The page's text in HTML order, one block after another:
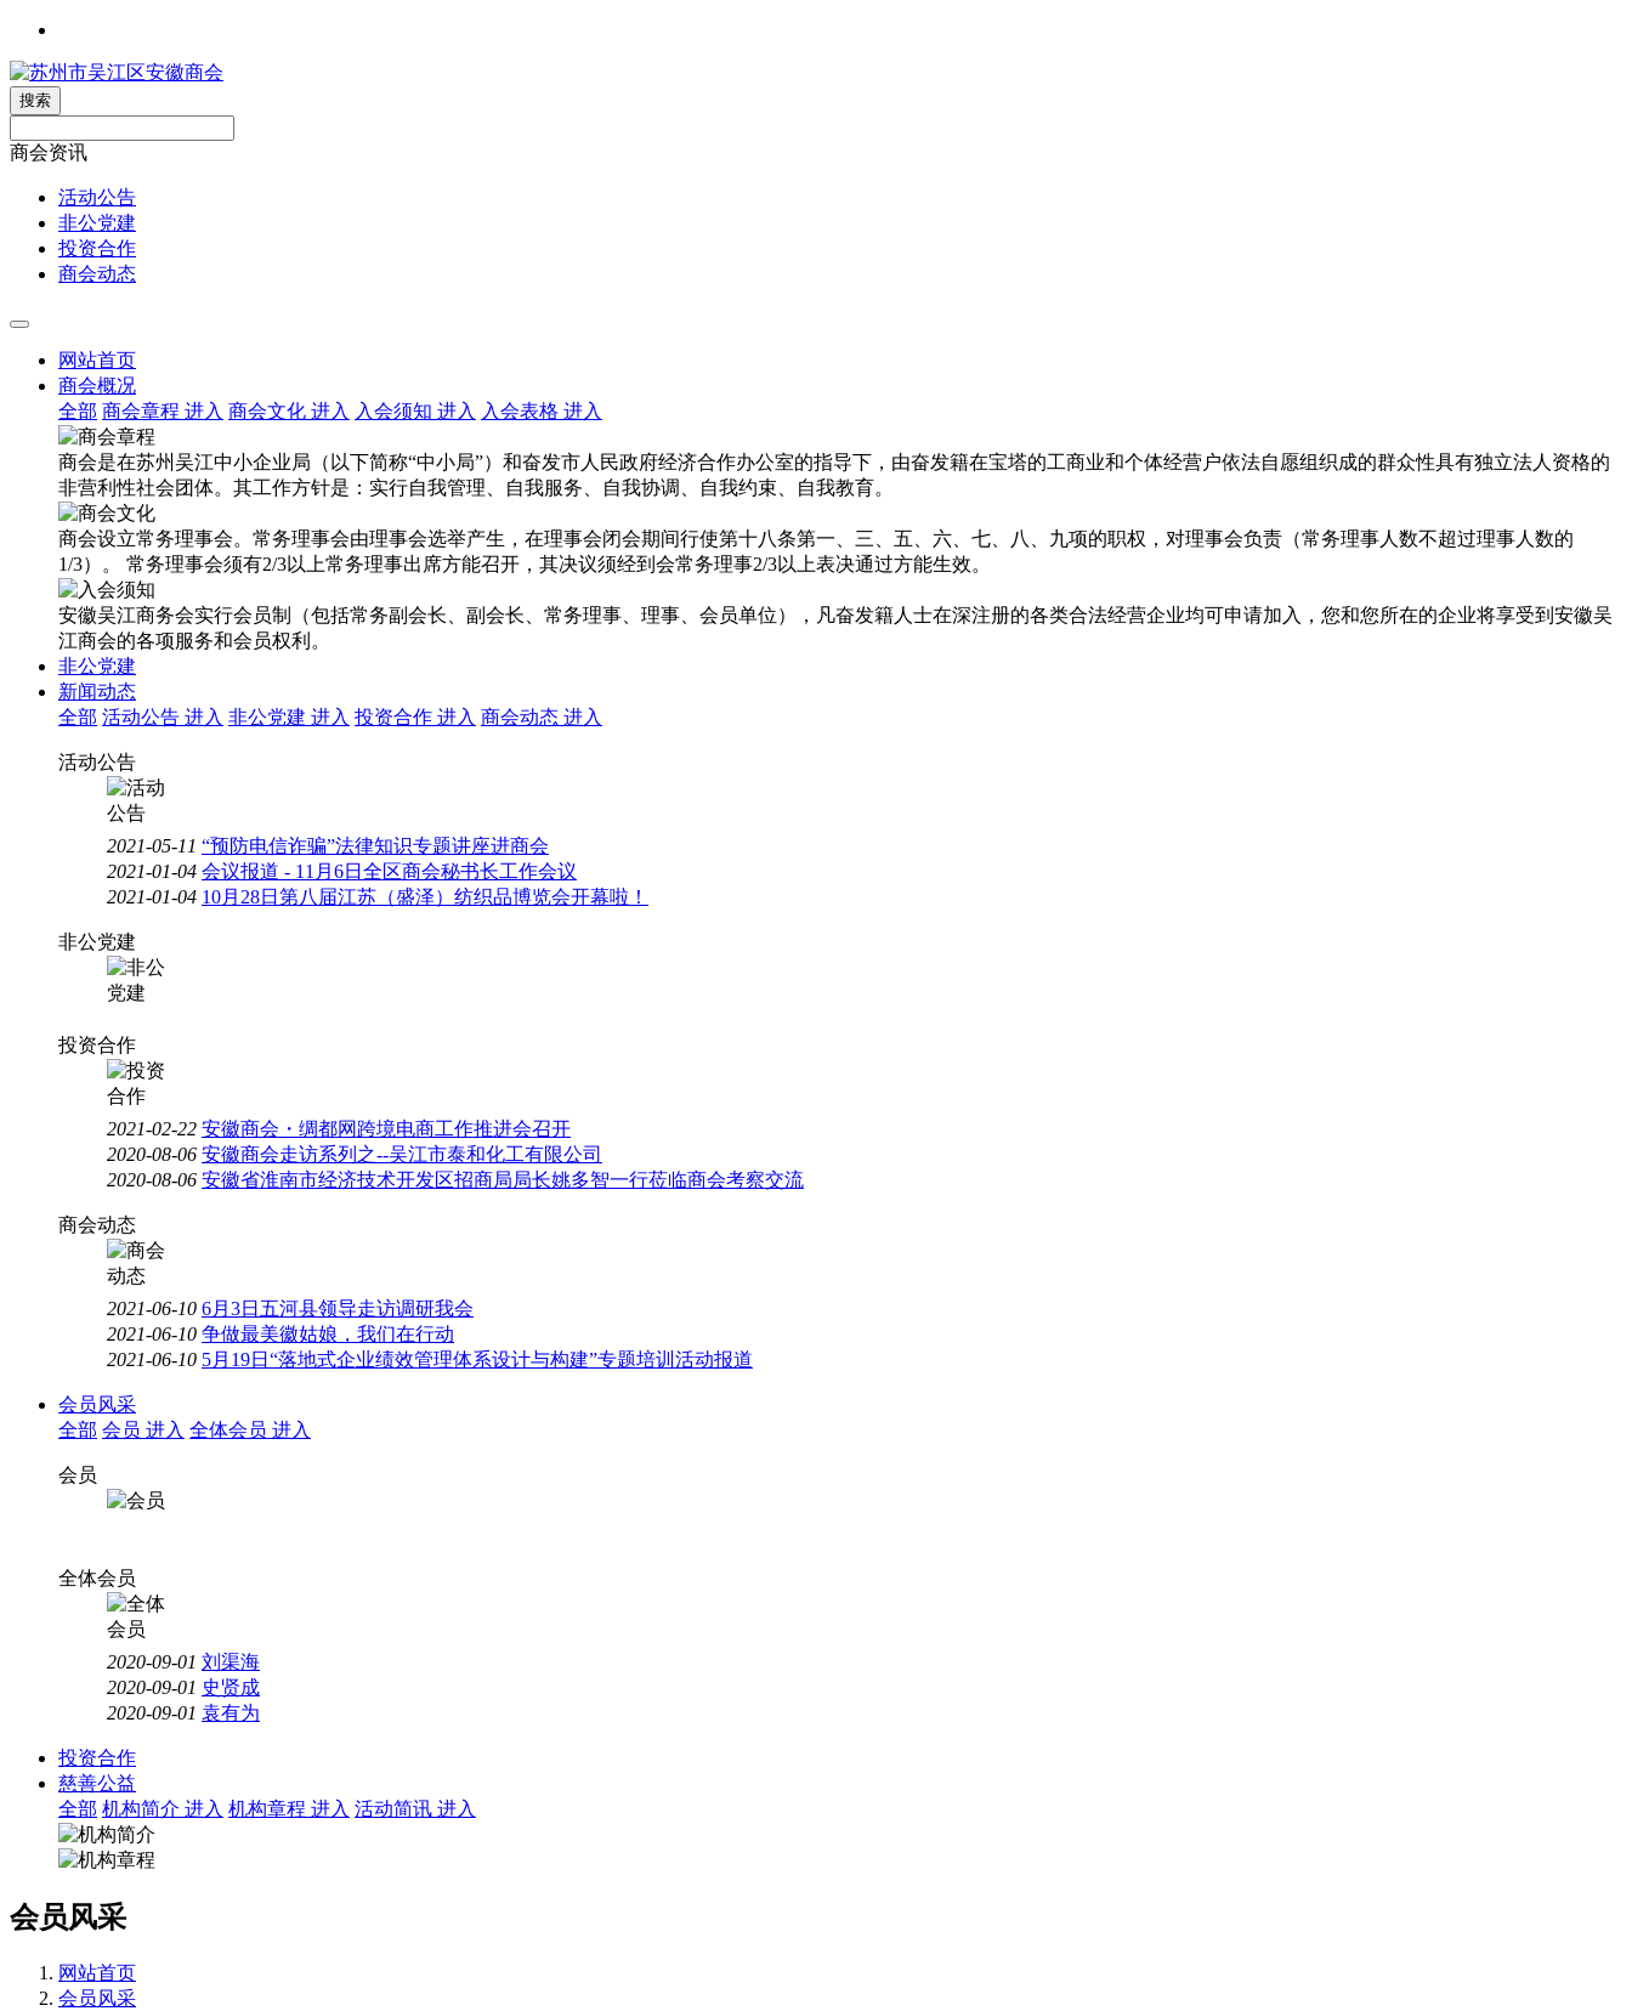
搜索
商会资讯
活动公告
非公党建
投资合作
商会动态
网站首页
商会概况
全部 商会章程 进入 商会文化 进入 入会须知 进入 入会表格 进入
商会是在苏州吴江中小企业局（以下简称“中小局”）和奋发市人民政府经济合作办公室的指导下，由奋发籍在宝塔的工商业和个体经营户依法自愿组织成的群众性具有独立法人资格的
非营利性社会团体。其工作方针是：实行自我管理、自我服务、自我协调、自我约束、自我教育。
商会设立常务理事会。常务理事会由理事会选举产生，在理事会闭会期间行使第十八条第一、三、五、六、七、八、九项的职权，对理事会负责（常务理事人数不超过理事人数的
1/3）。 常务理事会须有2/3以上常务理事出席方能召开，其决议须经到会常务理事2/3以上表决通过方能生效。
安徽吴江商务会实行会员制（包括常务副会长、副会长、常务理事、理事、会员单位），凡奋发籍人士在深注册的各类合法经营企业均可申请加入，您和您所在的企业将享受到安徽吴
江商会的各项服务和会员权利。
非公党建
新闻动态
全部 活动公告 进入 非公党建 进入 投资合作 进入 商会动态 进入
活动公告
2021-05-11 “预防电信诈骗”法律知识专题讲座进商会
2021-01-04 会议报道 - 11月6日全区商会秘书长工作会议
2021-01-04 10月28日第八届江苏（盛泽）纺织品博览会开幕啦！
非公党建
投资合作
2021-02-22 安徽商会・绸都网跨境电商工作推进会召开
2020-08-06 安徽商会走访系列之--吴江市泰和化工有限公司
2020-08-06 安徽省淮南市经济技术开发区招商局局长姚多智一行莅临商会考察交流
商会动态
2021-06-10 6月3日五河县领导走访调研我会
2021-06-10 争做最美徽姑娘，我们在行动
2021-06-10 5月19日“落地式企业绩效管理体系设计与构建”专题培训活动报道
会员风采
全部 会员 进入 全体会员 进入
会员
全体会员
2020-09-01 刘渠海
2020-09-01 史贤成
2020-09-01 袁有为
投资合作
慈善公益
全部 机构简介 进入 机构章程 进入 活动简讯 进入
会员风采
网站首页
会员风采